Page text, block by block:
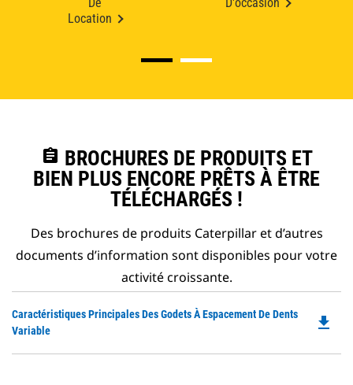
De
Location
D'occasion
assignment BROCHURES DE PRODUITS ET
BIEN PLUS ENCORE PRÊTS À ÊTRE
TÉLÉCHARGÉS !
Des brochures de produits Caterpillar et d’autres
documents d’information sont disponibles pour votre
activité croissante.
Caractéristiques Principales Des Godets À Espacement De Dents
Variable
file_download